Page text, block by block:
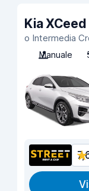
Kia XCeed
o Intermedia
Manuale